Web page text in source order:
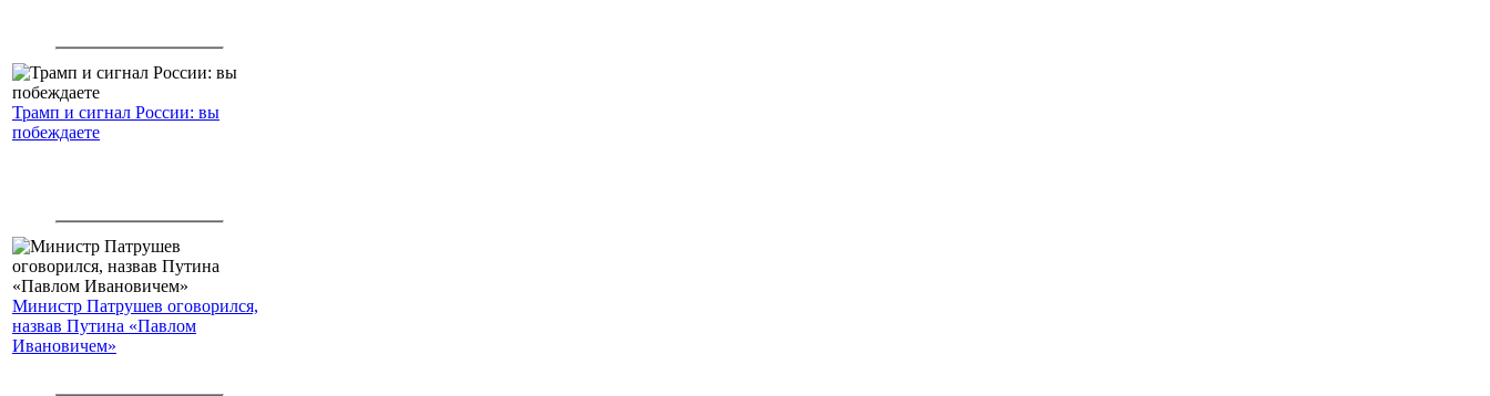
Трамп и сигнал России: вы
побеждаете
Министр Патрушев оговорился,
назвав Путина «Павлом
Ивановичем»